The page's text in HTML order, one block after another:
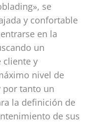
se
y confortable
en la
un
cliente y
nivel de
por tanto un
la definición de
de sus